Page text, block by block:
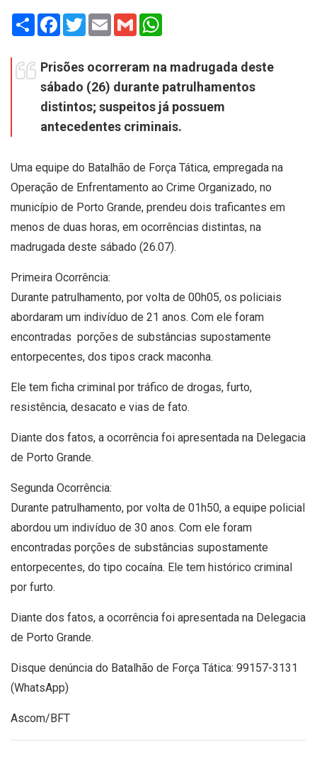
Share Facebook
TwitterEmail Gmail
Prisões ocorreram na madrugada deste
sábado (26) durante patrulhamentos
distintos; suspeitos já possuem
antecedentes criminais.
Uma equipe do Batalhão de Força Tática, empregada na
Operação de Enfrentamento ao Crime Organizado, no
município de Porto Grande, prendeu dois traficantes em
menos de duas horas, em ocorrências distintas, na
madrugada deste sábado (26.07).
Primeira Ocorrência:
Durante patrulhamento, por volta de 00h05, os policiais
abordaram um indivíduo de 21 anos. Com ele foram
encontradas porções de substâncias supostamente
entorpecentes, dos tipos crack maconha.
Ele tem ficha criminal por tráfico de drogas, furto,
resistência, desacato e vias de fato.
Diante dos fatos, a ocorrência foi apresentada na Delegacia
de Porto Grande.
Segunda Ocorrência:
Durante patrulhamento, por volta de 01h50, a equipe policial
abordou um indivíduo de 30 anos. Com ele foram
encontradas porções de substâncias supostamente
entorpecentes, do tipo cocaína. Ele tem histórico criminal
por furto.
Diante dos fatos, a ocorrência foi apresentada na Delegacia
de Porto Grande.
Disque denúncia do Batalhão de Força Tática: 99157-3131
(WhatsApp)
Ascom/BFT